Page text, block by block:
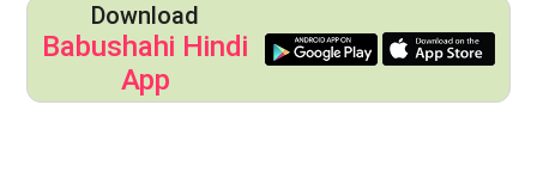
Download
Babushahi Hindi
App